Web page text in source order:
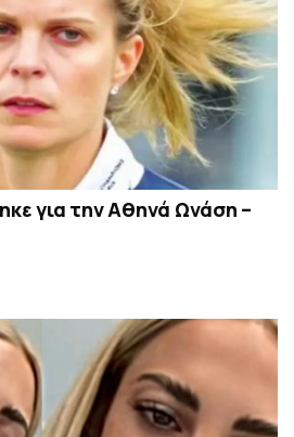
για την Αθηνά Ωνάση –